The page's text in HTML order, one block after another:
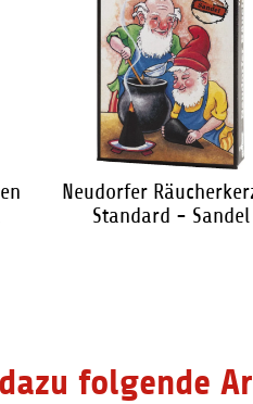
Neudorfer
Standard - Sandel
folgende